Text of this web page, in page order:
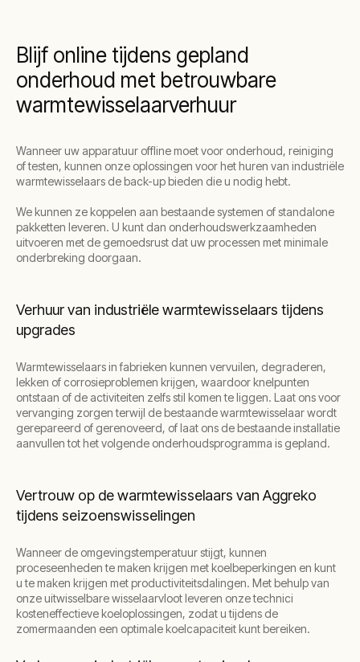
Blijf online tijdens gepland
onderhoud met betrouwbare
warmtewisselaarverhuur
Wanneer uw apparatuur offline moet voor onderhoud, reiniging
of testen, kunnen onze oplossingen voor het huren van industriële
warmtewisselaars de back-up bieden die u nodig hebt.
We kunnen ze koppelen aan bestaande systemen of standalone
pakketten leveren. U kunt dan onderhoudswerkzaamheden
uitvoeren met de gemoedsrust dat uw processen met minimale
onderbreking doorgaan.
Verhuur van industriële warmtewisselaars tijdens
upgrades
Warmtewisselaars in fabrieken kunnen vervuilen, degraderen,
lekken of corrosieproblemen krijgen, waardoor knelpunten
ontstaan of de activiteiten zelfs stil komen te liggen. Laat ons voor
vervanging zorgen terwijl de bestaande warmtewisselaar wordt
gerepareerd of gerenoveerd, of laat ons de bestaande installatie
aanvullen tot het volgende onderhoudsprogramma is gepland.
Vertrouw op de warmtewisselaars van Aggreko
tijdens seizoenswisselingen
Wanneer de omgevingstemperatuur stijgt, kunnen
proceseenheden te maken krijgen met koelbeperkingen en kunt
u te maken krijgen met productiviteitsdalingen. Met behulp van
onze uitwisselbare wisselaarvloot leveren onze technici
kosteneffectieve koeloplossingen, zodat u tijdens de
zomermaanden een optimale koelcapaciteit kunt bereiken.